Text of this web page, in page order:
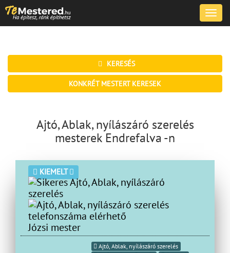
Toggle
KERESÉS
KONKRÉT MESTERT KERESEK
Ajtó, Ablak, nyílászáró szerelés
mesterek Endrefalva -n
KIEMELT
Józsi mester
Ajtó, Ablak, nyílászáró szerelés